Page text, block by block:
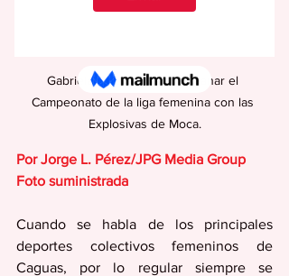
Gabriela Ortega acaba de ganar el
Campeonato de la liga femenina con las
Explosivas de Moca.
Por Jorge L. Pérez/JPG Media Group
Foto suministrada
Cuando se habla de los principales
deportes colectivos femeninos de
Caguas, por lo regular siempre se